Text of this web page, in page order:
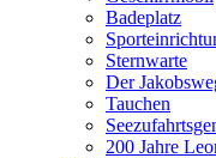
Badeplatz
Sternwarte
Der
Tauchen
200 Jahre